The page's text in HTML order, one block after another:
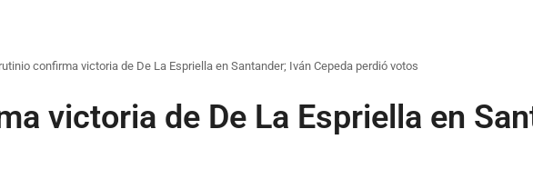
confirma victoria de De La Espriella en Santander; Iván Cepeda perdió votos
victoria de De La Espriella en